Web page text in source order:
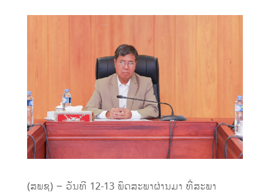
(ສພຊ) – ວັນທີ 12-13 ພຶດສະພາຜ່ານມາ ທີ່ສະພາ